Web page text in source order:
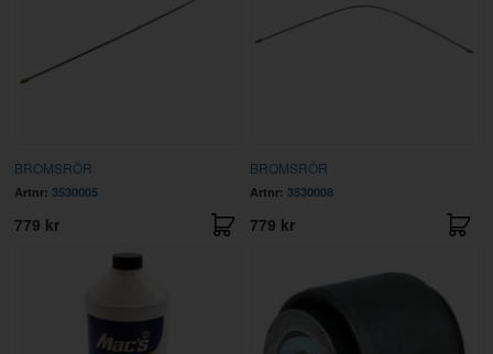
BROMSRÖR
Artnr: 3530005
779 kr
BROMSRÖR
Artnr: 3530008
779 kr